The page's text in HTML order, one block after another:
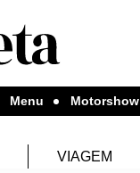
Menu Motorshow
VIAGEM